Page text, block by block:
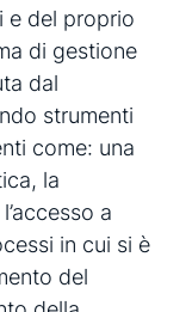
e del proprio
di gestione
dal
strumenti
come: una
la
a
in cui si è
del